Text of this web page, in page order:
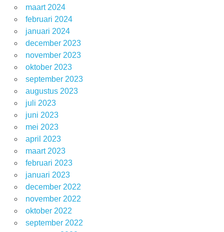
maart 2024
februari 2024
januari 2024
december 2023
november 2023
oktober 2023
september 2023
augustus 2023
juli 2023
juni 2023
mei 2023
april 2023
maart 2023
februari 2023
januari 2023
december 2022
november 2022
oktober 2022
september 2022